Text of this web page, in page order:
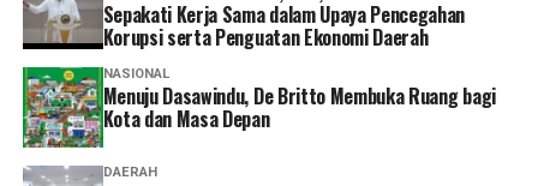
Sepakati Kerja Sama dalam Upaya Pencegahan
Korupsi serta Penguatan Ekonomi Daerah
NASIONAL
Menuju Dasawindu, De Britto Membuka Ruang bagi
Kota dan Masa Depan
DAERAH